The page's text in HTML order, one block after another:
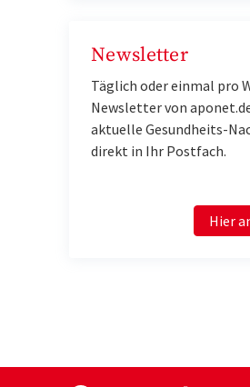
Newsletter
Täglich oder einmal pro
Newsletter von
aktuelle Gesundheits-
direkt in Ihr Postfach.
Hier